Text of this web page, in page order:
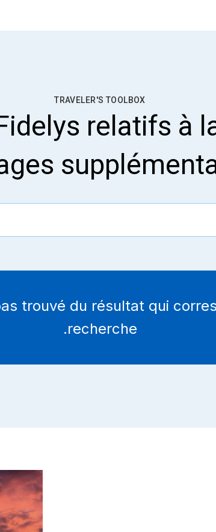
TRAVELER'S TOOLBOX
relatifs à
trouvé du résultat qui
recherche.